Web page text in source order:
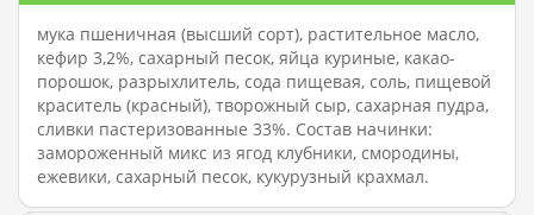
мука пшеничная (высший сорт), растительное масло,
кефир 3,2%, сахарный песок, яйца куриные, какао-
порошок, разрыхлитель, сода пищевая, соль, пищевой
краситель (красный), творожный сыр, сахарная пудра,
сливки пастеризованные 33%. Состав начинки:
замороженный микс из ягод клубники, смородины,
ежевики, сахарный песок, кукурузный крахмал.